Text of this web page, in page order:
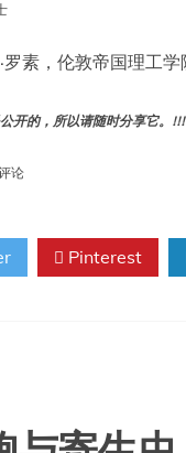
素，伦敦帝国理工
开的，所以请随时分享它。
论
Pinterest